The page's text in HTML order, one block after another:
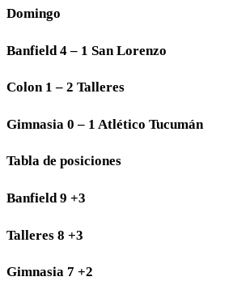
Domingo
Banfield 4 – 1 San Lorenzo
Colon 1 – 2 Talleres
Gimnasia 0 – 1 Atlético Tucumán
Tabla de posiciones
Banfield 9 +3
Talleres 8 +3
Gimnasia 7 +2